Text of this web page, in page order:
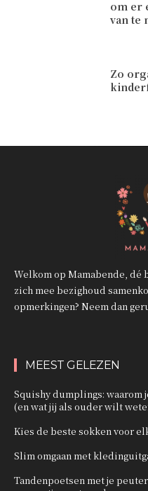
om er
van te
Zo
Welkom op Mamabende, dé
zich mee bezighoud
opmerkingen? Neem dan
MEEST GELEZEN
Squishy dumplings: waarom
(en wat jij als ouder wilt
Kies de beste sokken voor
Slim omgaan met
Tandenpoetsen met je